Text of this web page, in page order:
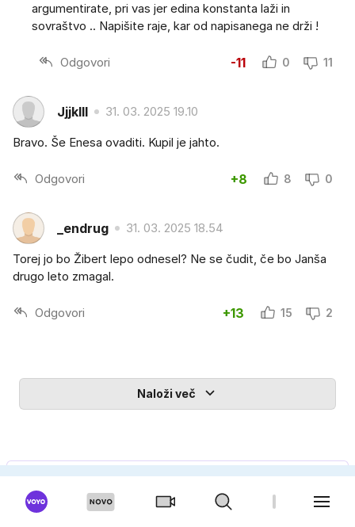
argumentirate, pri vas jer edina konstanta laži in
sovraštvo .. Napišite raje, kar od napisanega ne drži !
Odgovori -11 0 11
Jjjklll 31. 03. 2025 19.10
Bravo. Še Enesa ovaditi. Kupil je jahto.
Odgovori +8 8 0
_endrug 31. 03. 2025 18.54
Torej jo bo Žibert lepo odnesel? Ne se čudit, če bo Janša
drugo leto zmagal.
Odgovori +13 15 2
Naloži več